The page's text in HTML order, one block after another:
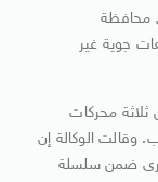
في محافظة
جوية غير
محركات
وقالت الوكالة إن
ضمن سلسلة